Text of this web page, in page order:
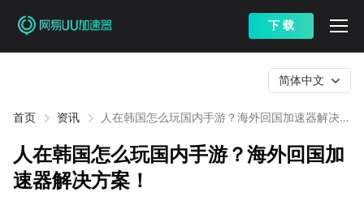
下 载
首页 资讯
人在韩国怎么玩国内手游？海外回国加速器解决方
简体中文
人在韩国怎么玩国内手游？海外回国加
速器解决方案！